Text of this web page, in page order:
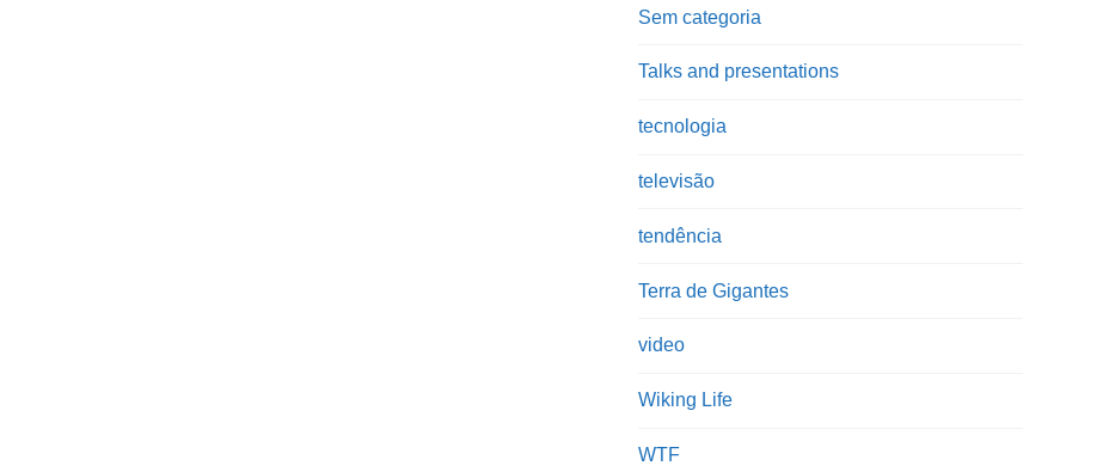
Sem categoria
Talks and presentations
tecnologia
televisão
tendência
Terra de Gigantes
video
Wiking Life
WTF